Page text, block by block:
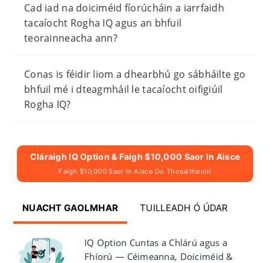
Cad iad na doiciméid fíorúcháin a iarrfaidh
tacaíocht Rogha IQ agus an bhfuil
teorainneacha ann?
Conas is féidir liom a dhearbhú go sábháilte go
bhfuil mé i dteagmháil le tacaíocht oifigiúil
Rogha IQ?
Cláraigh IQ Option & Faigh $10,000 Saor In Aisce
Faigh $10,000 Saor In Aisce Do Thosaitheoirí
NUACHT GAOLMHAR TUILLEADH Ó ÚDAR
IQ Option Cuntas a Chlárú agus a
Fhíorú — Céimeanna, Doiciméid &